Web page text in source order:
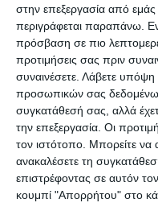
στην επεξεργασία από
περιγράφεται παραπάνω.
πρόσβαση σε πιο
προτιμήσεις σας πριν
συναινέσετε. Λάβετε υπόψη
προσωπικών σας δεδομένων
συγκατάθεσή σας, αλλά
την επεξεργασία. Οι
τον ιστότοπο. Μπορείτε να
ανακαλέσετε τη
επιστρέφοντας σε αυτόν
κουμπί "Απορρήτου" στο
περιμένουμε τις
εβδομάδα. Στόχος
μαθητές στη διά
τηλεκπαίδευση
«Έχουμε τρεις
Πάσχα. Το Πάσχα δε
δούμε τι θα γίνει με
εισήγηση των